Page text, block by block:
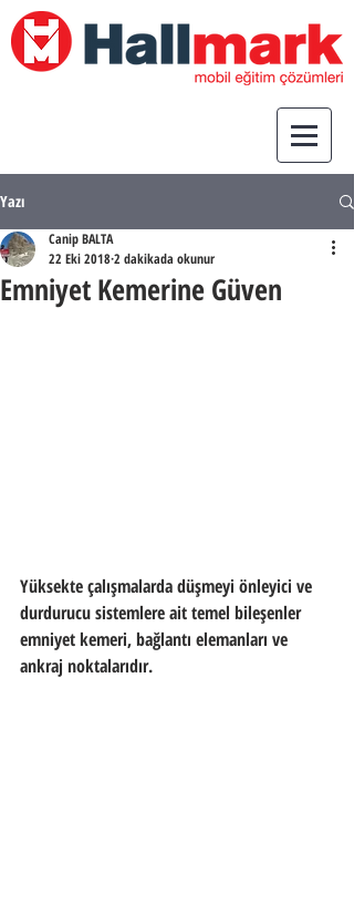
Yazı
Emniyet Kemerine Güven
Canip BALTA
22 Eki 2018 2 dakikada okunur
Yüksekte çalışmalarda düşmeyi önleyici ve
durdurucu sistemlere ait temel bileşenler
emniyet kemeri, bağlantı elemanları ve
ankraj noktalarıdır.